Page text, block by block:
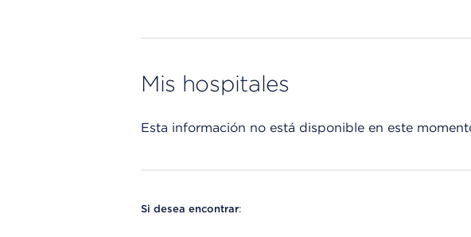
Mis hospitales
Esta información no está disponible en este
Si desea encontrar: